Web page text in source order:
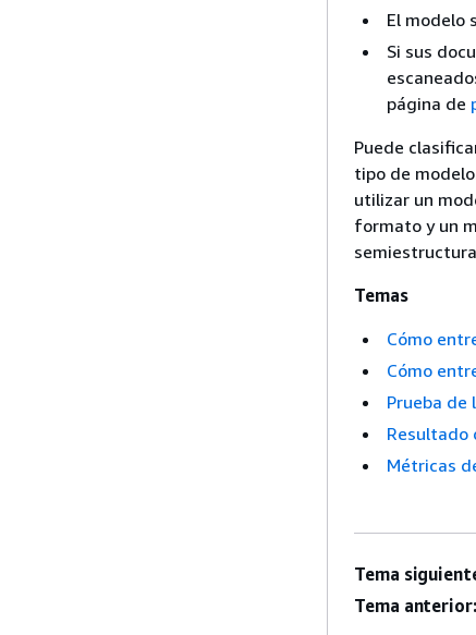
El modelo
Si sus
página de
Puede
tipo de
utilizar un
formato y un
Temas
Cómo
Cómo
Prueba
Resultado
Métricas
Tema
Tema anterior: